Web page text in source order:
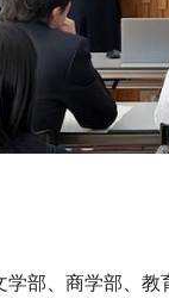
部、商学部、